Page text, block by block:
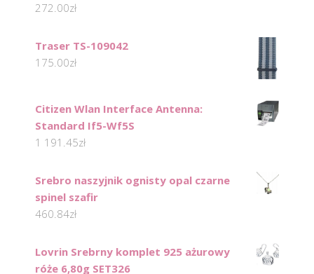
272.00zł
Traser TS-109042
175.00zł
Citizen Wlan Interface Antenna:
Standard If5-Wf5S
1 191.45zł
Srebro naszyjnik ognisty opal czarne
spinel szafir
460.84zł
Lovrin Srebrny komplet 925 ażurowy
róże 6,80g SET326